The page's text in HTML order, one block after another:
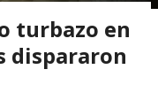
turbazo en
dispararon